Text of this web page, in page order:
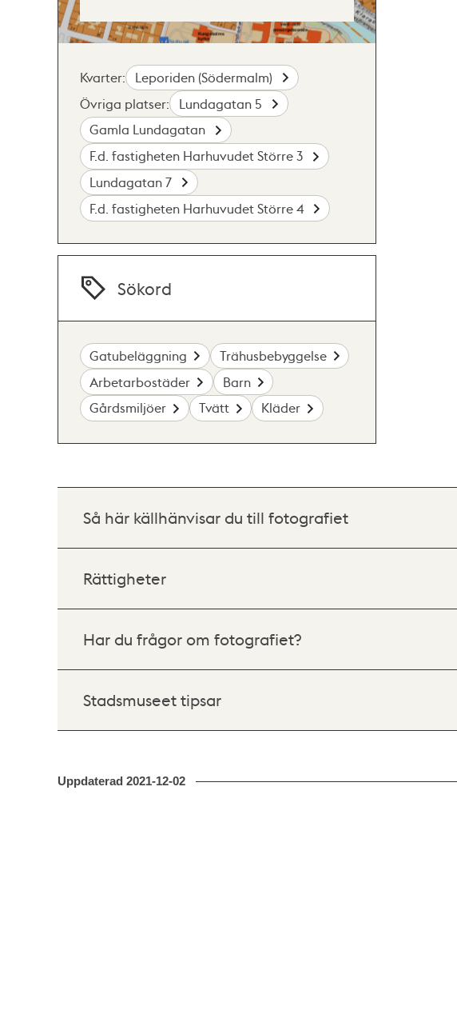
Kvarter:
Leporiden (Södermalm)
Övriga platser:
Lundagatan 5
Gamla Lundagatan
F.d. fastigheten Harhuvudet Större 3
Lundagatan 7
F.d. fastigheten Harhuvudet Större 4
Sökord
Gatubeläggning
Trähusbebyggelse
Arbetarbostäder
Barn
Gårdsmiljöer
Tvätt Kläder
Så här källhänvisar du till fotografiet
Rättigheter
Har du frågor om fotografiet?
Stadsmuseet tipsar
Uppdaterad 2021-12-02